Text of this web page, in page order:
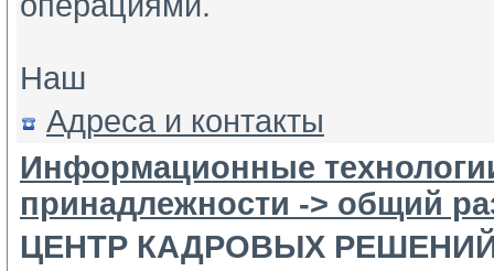
Наш
Адреса и контакты
Информационные
принадлежности -> общий
ЦЕНТР КАДРОВЫХ